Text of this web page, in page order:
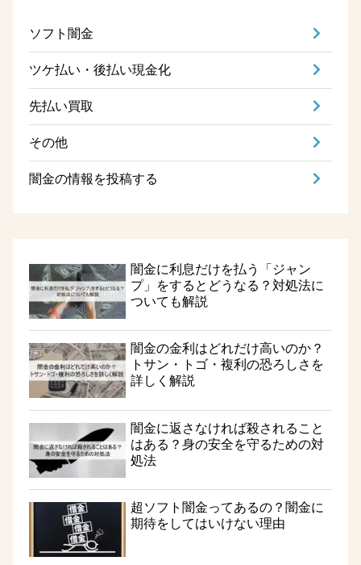
ソフト闇金
ツケ払い・後払い現金化
先払い買取
その他
闇金の情報を投稿する
闇金に利息だけを払う「ジャン
プ」をするとどうなる？対処法に
ついても解説
闇金の金利はどれだけ高いのか？
トサン・トゴ・複利の恐ろしさを
詳しく解説
闇金に返さなければ殺されること
はある？身の安全を守るための対
処法
超ソフト闇金ってあるの？闇金に
期待をしてはいけない理由